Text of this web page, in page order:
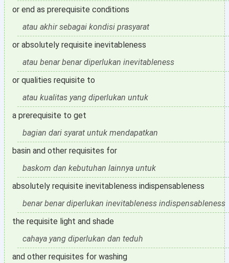
or end as prerequisite conditions
atau akhir sebagai kondisi prasyarat
or absolutely requisite inevitableness
atau benar benar diperlukan inevitableness
or qualities requisite to
atau kualitas yang diperlukan untuk
a prerequisite to get
bagian dari syarat untuk mendapatkan
basin and other requisites for
baskom dan kebutuhan lainnya untuk
absolutely requisite inevitableness indispensableness
benar benar diperlukan inevitableness indispensableness
the requisite light and shade
cahaya yang diperlukan dan teduh
and other requisites for washing